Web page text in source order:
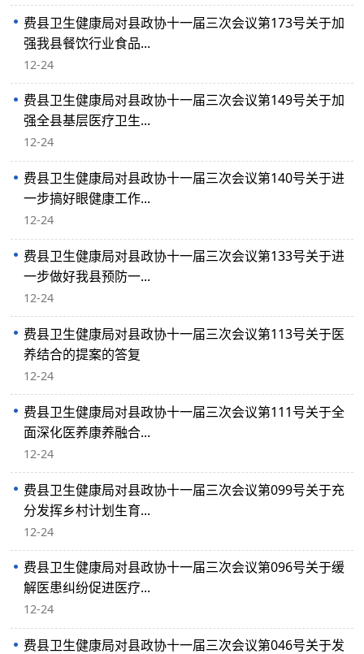
费县卫生健康局对县政协十一届三次会议第173号关于加
强我县餐饮行业食品...
12-24
费县卫生健康局对县政协十一届三次会议第149号关于加
强全县基层医疗卫生...
12-24
费县卫生健康局对县政协十一届三次会议第140号关于进
一步搞好眼健康工作...
12-24
费县卫生健康局对县政协十一届三次会议第133号关于进
一步做好我县预防一...
12-24
费县卫生健康局对县政协十一届三次会议第113号关于医
养结合的提案的答复
12-24
费县卫生健康局对县政协十一届三次会议第111号关于全
面深化医养康养融合...
12-24
费县卫生健康局对县政协十一届三次会议第099号关于充
分发挥乡村计划生育...
12-24
费县卫生健康局对县政协十一届三次会议第096号关于缓
解医患纠纷促进医疗...
12-24
费县卫生健康局对县政协十一届三次会议第046号关于发